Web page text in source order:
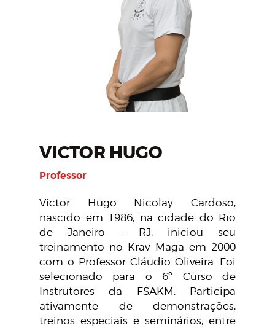
VICTOR HUGO
Professor
Victor Hugo Nicolay Cardoso,
nascido em 1986, na cidade do Rio
de Janeiro – RJ, iniciou seu
treinamento no Krav Maga em 2000
com o Professor Cláudio Oliveira. Foi
selecionado para o 6º Curso de
Instrutores da FSAKM. Participa
ativamente de demonstrações,
treinos especiais e seminários, entre